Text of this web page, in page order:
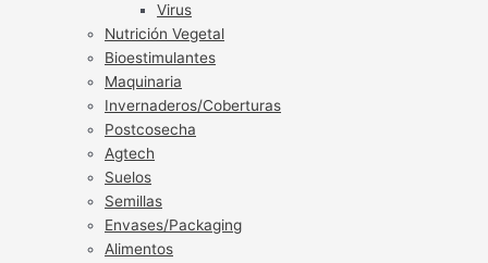
Virus
Nutrición Vegetal
Bioestimulantes
Maquinaria
Invernaderos/Coberturas
Postcosecha
Agtech
Suelos
Semillas
Envases/Packaging
Alimentos